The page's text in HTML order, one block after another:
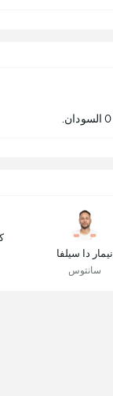
نيمار دا سيلفا
سانتوس